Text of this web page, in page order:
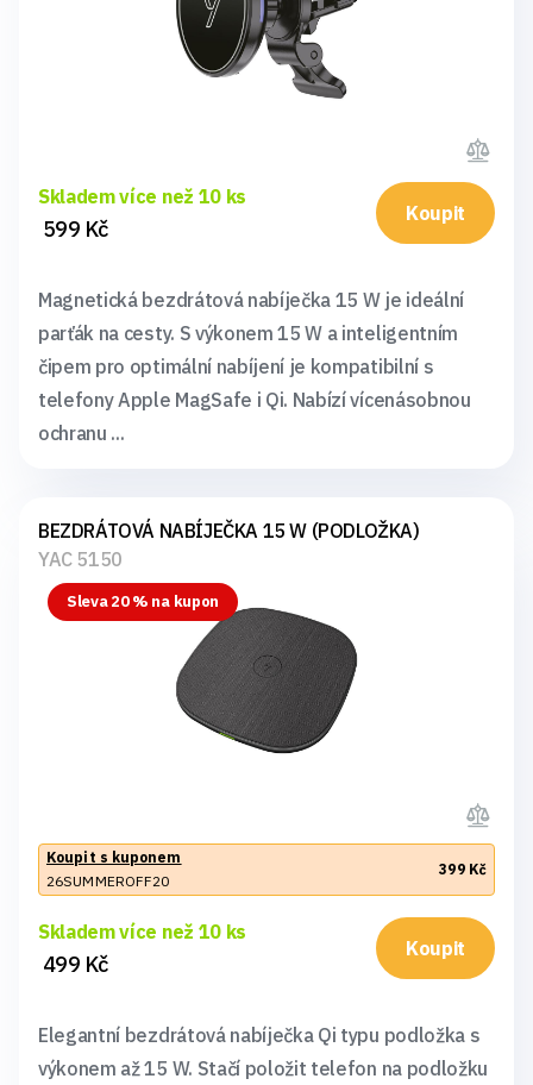
Skladem více než 10 ks
599 Kč
Koupit
Magnetická bezdrátová nabíječka 15 W je ideální
parťák na cesty. S výkonem 15 W a inteligentním
čipem pro optimální nabíjení je kompatibilní s
telefony Apple MagSafe i Qi. Nabízí vícenásobnou
ochranu ...
BEZDRÁTOVÁ NABÍJEČKA 15 W (PODLOŽKA)
YAC 5150
Sleva 20 % na kupon
Koupit s kuponem
26SUMMEROFF20
399 Kč
Skladem více než 10 ks
499 Kč
Koupit
Elegantní bezdrátová nabíječka Qi typu podložka s
výkonem až 15 W. Stačí položit telefon na podložku